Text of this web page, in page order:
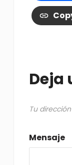
Deja
Tu
Mensaje